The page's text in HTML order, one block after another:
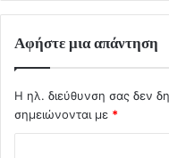
Αφήστε μια απάντηση
Η ηλ. διεύθυνση σας δεν
σημειώνονται με *